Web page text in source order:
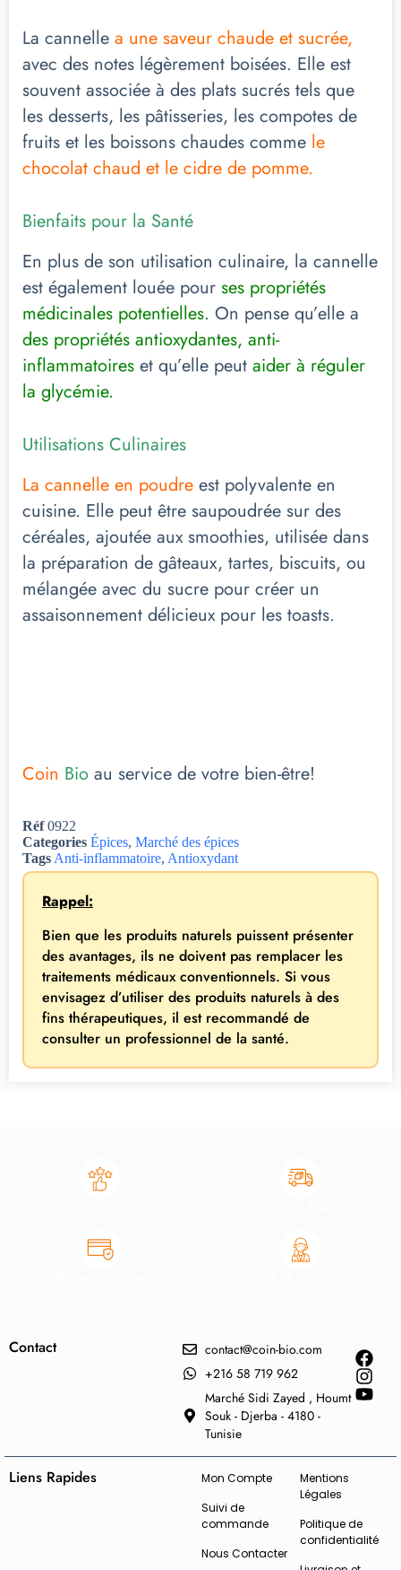
La cannelle a une saveur chaude et sucrée,
avec des notes légèrement boisées. Elle est
souvent associée à des plats sucrés tels que
les desserts, les pâtisseries, les compotes de
fruits et les boissons chaudes comme le
chocolat chaud et le cidre de pomme.
Bienfaits pour la Santé
En plus de son utilisation culinaire, la cannelle
est également louée pour ses propriétés
médicinales potentielles. On pense qu’elle a
des propriétés antioxydantes, anti-
inflammatoires et qu’elle peut aider à réguler
la glycémie.
Utilisations Culinaires
La cannelle en poudre est polyvalente en
cuisine. Elle peut être saupoudrée sur des
céréales, ajoutée aux smoothies, utilisée dans
la préparation de gâteaux, tartes, biscuits, ou
mélangée avec du sucre pour créer un
assaisonnement délicieux pour les toasts.
Coin Bio au service de votre bien-être!
Réf0922
Categories Épices, Marché des épices
Tags Anti-inflammatoire, Antioxydant
Rappel:
Bien que les produits naturels puissent présenter
des avantages, ils ne doivent pas remplacer les
traitements médicaux conventionnels. Si vous
envisagez d’utiliser des produits naturels à des
fins thérapeutiques, il est recommandé de
consulter un professionnel de la santé.
Contact
contact@coin-bio.com
+216 58 719 962
Marché Sidi Zayed , Houmt
Souk - Djerba - 4180 -
Tunisie
Liens Rapides
Mon Compte
Suivi de
commande
Nous Contacter
Mentions
Légales
Politique de
confidentialité